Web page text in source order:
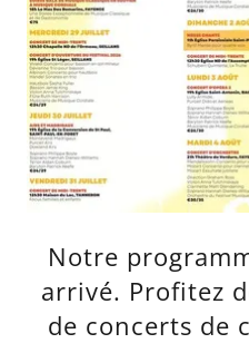
Notre
arrivé. Profitez
de concerts de